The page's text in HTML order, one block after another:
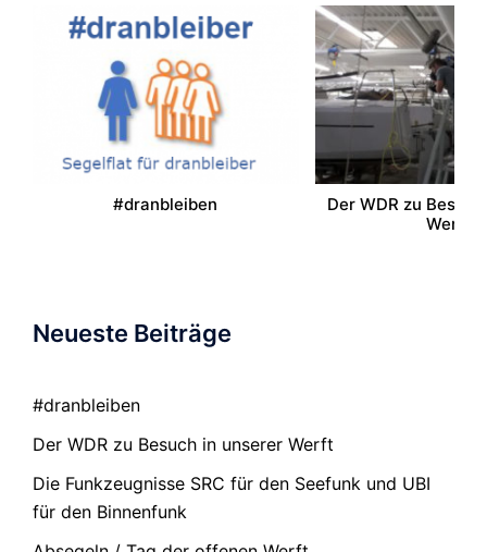
#dranbleiben
Der WDR zu
Werft
Neueste Beiträge
#dranbleiben
Der WDR zu Besuch in unserer Werft
Die Funkzeugnisse SRC für den Seefunk und UBI
für den Binnenfunk